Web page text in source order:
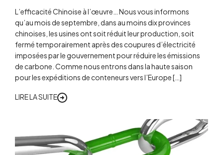
L’efficacité Chinoise à l’œuvre… Nous vous informons
qu’au mois de septembre, dans au moins dix provinces
chinoises, les usines ont soit réduit leur production, soit
fermé temporairement après des coupures d’électricité
imposées par le gouvernement pour réduire les émissions
de carbone. Comme nous entrons dans la haute saison
pour les expéditions de conteneurs vers l’Europe […]
LIRE LA SUITE